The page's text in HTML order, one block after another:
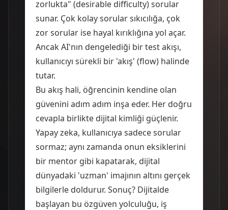
zorlukta" (desirable difficulty) sorular
sunar. Çok kolay sorular sıkıcılığa, çok
zor sorular ise hayal kırıklığına yol açar.
Ancak AI'nın dengelediği bir test akışı,
kullanıcıyı sürekli bir 'akış' (flow) halinde
tutar.
Bu akış hali, öğrencinin kendine olan
güvenini adım adım inşa eder. Her doğru
cevapla birlikte dijital kimliği güçlenir.
Yapay zeka, kullanıcıya sadece sorular
sormaz; aynı zamanda onun eksiklerini
bir mentor gibi kapatarak, dijital
dünyadaki 'uzman' imajının altını gerçek
bilgilerle doldurur. Sonuç? Dijitalde
başlayan bu özgüven yolculuğu, iş